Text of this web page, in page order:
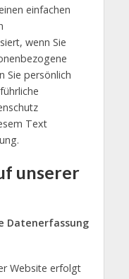
einfachen
wenn Sie
Sie persönlich
Text
unserer
Datenerfassung
Website erfolgt